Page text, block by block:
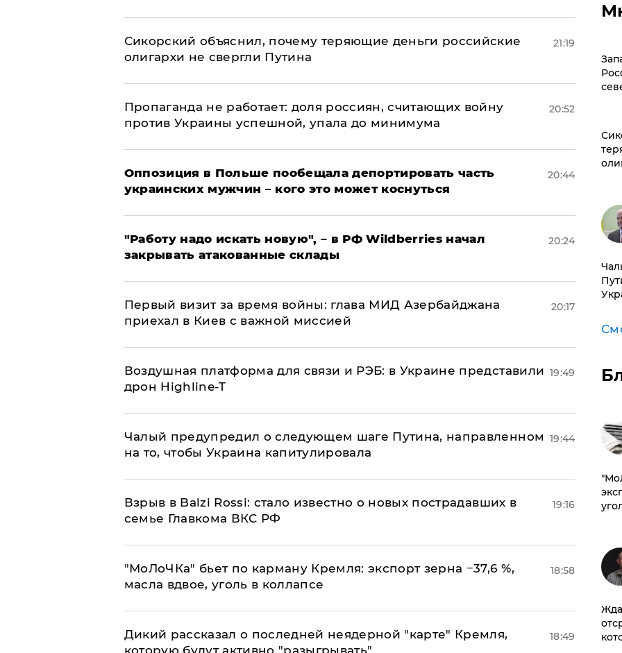
Сикорский объяснил, почему теряющие деньги российские
олигархи не свергли Путина
21:19
​Пропаганда не работает: доля россиян, считающих войну
против Украины успешной, упала до минимума
20:52
Оппозиция в Польше пообещала депортировать часть
украинских мужчин – кого это может коснуться
20:44
"Работу надо искать новую", – в РФ Wildberries начал
закрывать атакованные склады
20:24
Первый визит за время войны: глава МИД Азербайджана
приехал в Киев с важной миссией
20:17
Воздушная платформа для связи и РЭБ: в Украине представили
дрон Highline-T
19:49
Чалый предупредил о следующем шаге Путина, направленном
на то, чтобы Украина капитулировала
19:44
Взрыв в Balzi Rossi: стало известно о новых пострадавших в
семье Главкома ВКС РФ
19:16
​"МоЛоЧКа" бьет по карману Кремля: экспорт зерна −37,6 %,
масла вдвое, уголь в коллапсе
18:58
Дикий рассказал о последней неядерной "карте" Кремля,
18:49